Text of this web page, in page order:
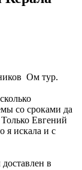
Ом тур.
со сроками да
Евгений
я искала и с
в